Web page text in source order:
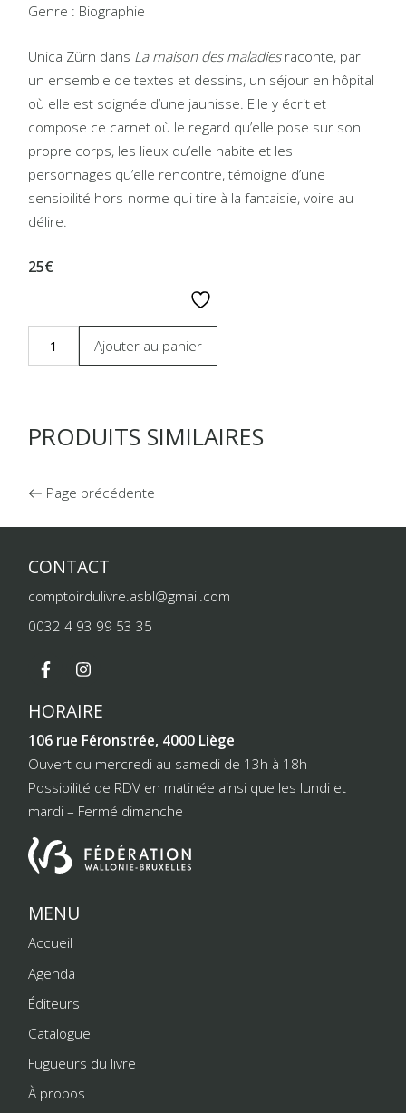
Genre : Biographie
Unica Zürn dans La maison des maladiesraconte, par
un ensemble de textes et dessins, un séjour en hôpital
où elle est soignée d’une jaunisse. Elle y écrit et
compose ce carnet où le regard qu’elle pose sur son
propre corps, les lieux qu’elle habite et les
personnages qu’elle rencontre, témoigne d’une
sensibilité hors-norme qui tire à la fantaisie, voire au
délire.
25€
Ajouter au panier
PRODUITS SIMILAIRES
Page précédente
CONTACT
comptoirdulivre.asbl@gmail.com
0032 4 93 99 53 35
HORAIRE
106 rue Féronstrée, 4000 Liège
Ouvert du mercredi au samedi de 13h à 18h
Possibilité de RDV en matinée ainsi que les lundi et
mardi – Fermé dimanche
MENU
Accueil
Agenda
Éditeurs
Catalogue
Fugueurs du livre
À propos